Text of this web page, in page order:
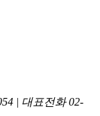
| 대표전화02-